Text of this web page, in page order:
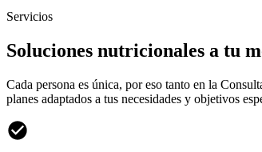
Servicios
Soluciones nutricionales a tu
Cada persona es única, por eso tanto en la
planes adaptados a tus necesidades y objetivos